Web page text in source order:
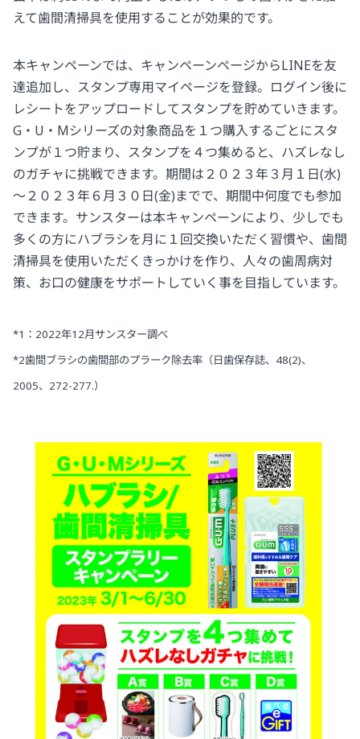
えて歯間清掃具を使用することが効果的です。
本キャンペーンでは、キャンペーンページからLINEを友
達追加し、スタンプ専用マイページを登録。ログイン後に
レシートをアップロードしてスタンプを貯めていきます。
G・U・Mシリーズの対象商品を１つ購入するごとにスタ
ンプが１つ貯まり、スタンプを４つ集めると、ハズレなし
のガチャに挑戦できます。期間は２０２３年３月１日(水)
～２０２３年６月３０日(金)までで、期間中何度でも参加
できます。サンスターは本キャンペーンにより、少しでも
多くの方にハブラシを月に１回交換いただく習慣や、歯間
清掃具を使用いただくきっかけを作り、人々の歯周病対
策、お口の健康をサポートしていく事を目指しています。
*1：2022年12月サンスター調べ
*2歯間ブラシの歯間部のプラーク除去率（日歯保存誌、48(2)、
2005、272-277.）